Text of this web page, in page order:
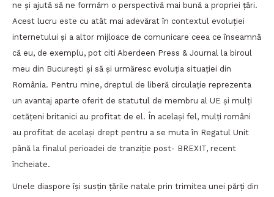
ne și ajută să ne formăm o perspectivă mai bună a propriei țări.
Acest lucru este cu atât mai adevărat în contextul evoluției
internetului și a altor mijloace de comunicare ceea ce înseamnă
că eu, de exemplu, pot citi Aberdeen Press & Journal la biroul
meu din București și să și urmăresc evoluția situației din
România. Pentru mine, dreptul de liberă circulație reprezenta
un avantaj aparte oferit de statutul de membru al UE și mulți
cetățeni britanici au profitat de el. În același fel, mulți români
au profitat de același drept pentru a se muta în Regatul Unit
până la finalul perioadei de tranziție post- BREXIT, recent
încheiate.
Unele diaspore își susțin țările natale prin trimitea unei părți din